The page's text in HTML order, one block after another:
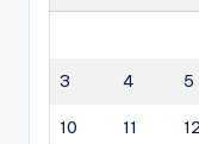
3 4 5
10 11 12